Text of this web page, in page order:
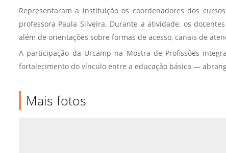
Representaram a instituição os coordenadores dos
professora Paula Silveira. Durante a atividade, os
além de orientações sobre formas de acesso, canais de
A participação da Urcamp na Mostra de Profissões
fortalecimento do vínculo entre a educação básica —
Mais fotos